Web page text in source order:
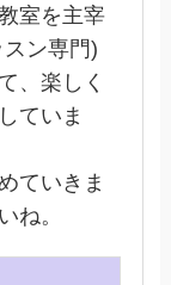
室を主宰
ン専門)
、楽しく
ていま
ていきま
ね。